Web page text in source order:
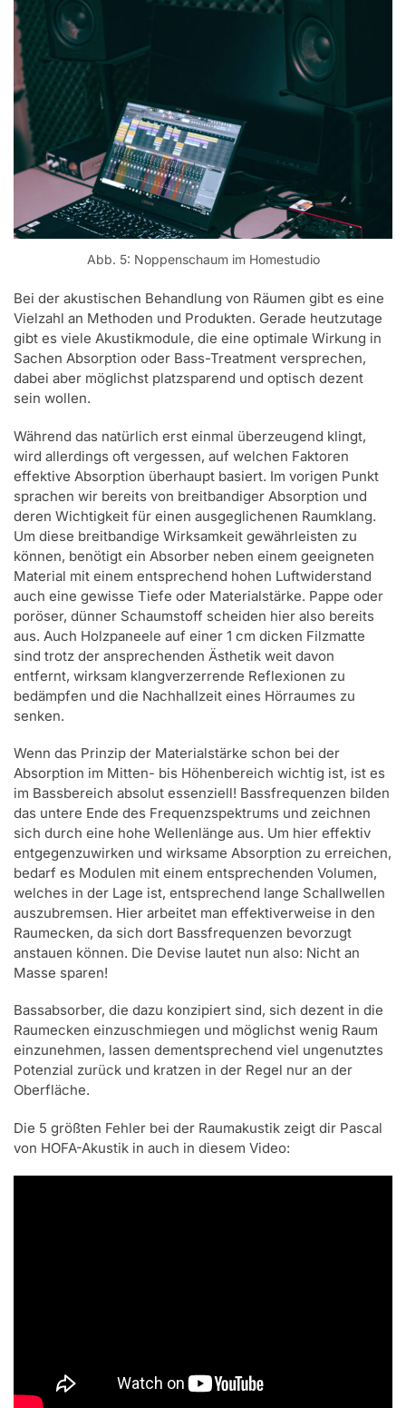
Abb. 5: Noppenschaum im Homestudio
Bei der akustischen Behandlung von Räumen gibt es eine
Vielzahl an Methoden und Produkten. Gerade heutzutage
gibt es viele Akustikmodule, die eine optimale Wirkung in
Sachen Absorption oder Bass-Treatment versprechen,
dabei aber möglichst platzsparend und optisch dezent
sein wollen.
Während das natürlich erst einmal überzeugend klingt,
wird allerdings oft vergessen, auf welchen Faktoren
effektive Absorption überhaupt basiert. Im vorigen Punkt
sprachen wir bereits von breitbandiger Absorption und
deren Wichtigkeit für einen ausgeglichenen Raumklang.
Um diese breitbandige Wirksamkeit gewährleisten zu
können, benötigt ein Absorber neben einem geeigneten
Material mit einem entsprechend hohen Luftwiderstand
auch eine gewisse Tiefe oder Materialstärke. Pappe oder
poröser, dünner Schaumstoff scheiden hier also bereits
aus. Auch Holzpaneele auf einer 1 cm dicken Filzmatte
sind trotz der ansprechenden Ästhetik weit davon
entfernt, wirksam klangverzerrende Reflexionen zu
bedämpfen und die Nachhallzeit eines Hörraumes zu
senken.
Wenn das Prinzip der Materialstärke schon bei der
Absorption im Mitten- bis Höhenbereich wichtig ist, ist es
im Bassbereich absolut essenziell! Bassfrequenzen bilden
das untere Ende des Frequenzspektrums und zeichnen
sich durch eine hohe Wellenlänge aus. Um hier effektiv
entgegenzuwirken und wirksame Absorption zu erreichen,
bedarf es Modulen mit einem entsprechenden Volumen,
welches in der Lage ist, entsprechend lange Schallwellen
auszubremsen. Hier arbeitet man effektiverweise in den
Raumecken, da sich dort Bassfrequenzen bevorzugt
anstauen können. Die Devise lautet nun also: Nicht an
Masse sparen!
Bassabsorber, die dazu konzipiert sind, sich dezent in die
Raumecken einzuschmiegen und möglichst wenig Raum
einzunehmen, lassen dementsprechend viel ungenutztes
Potenzial zurück und kratzen in der Regel nur an der
Oberfläche.
Die 5 größten Fehler bei der Raumakustik zeigt dir Pascal
von HOFA-Akustik in auch in diesem Video: